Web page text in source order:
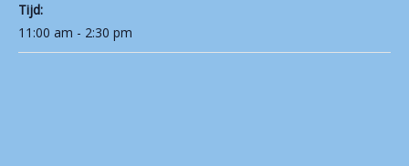
Tijd:
11:00 am - 2:30 pm